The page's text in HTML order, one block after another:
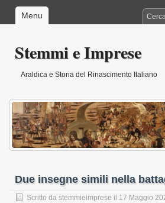
Menu
Stemmi e Imprese
Araldica e Storia del Rinascimento Italiano
Due insegne simili nella
Scritto da stemmieimprese il 17 Maggio